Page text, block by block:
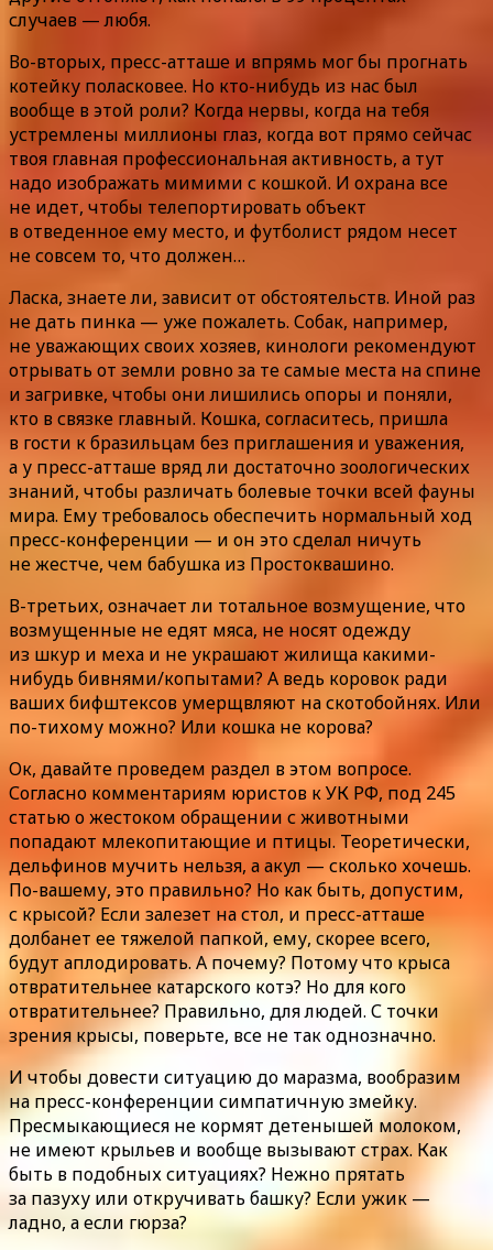
случаев — любя.
Во-вторых, пресс-атташе и впрямь мог бы прогнать
котейку поласковее. Но кто-нибудь из нас был
вообще в этой роли? Когда нервы, когда на тебя
устремлены миллионы глаз, когда вот прямо сейчас
твоя главная профессиональная активность, а тут
надо изображать мимими с кошкой. И охрана все
не идет, чтобы телепортировать объект
в отведенное ему место, и футболист рядом несет
не совсем то, что должен…
Ласка, знаете ли, зависит от обстоятельств. Иной раз
не дать пинка — уже пожалеть. Собак, например,
не уважающих своих хозяев, кинологи рекомендуют
отрывать от земли ровно за те самые места на спине
и загривке, чтобы они лишились опоры и поняли,
кто в связке главный. Кошка, согласитесь, пришла
в гости к бразильцам без приглашения и уважения,
а у пресс-атташе вряд ли достаточно зоологических
знаний, чтобы различать болевые точки всей фауны
мира. Ему требовалось обеспечить нормальный ход
пресс-конференции — и он это сделал ничуть
не жестче, чем бабушка из Простоквашино.
В-третьих, означает ли тотальное возмущение, что
возмущенные не едят мяса, не носят одежду
из шкур и меха и не украшают жилища какими-
нибудь бивнями/копытами? А ведь коровок ради
ваших бифштексов умерщвляют на скотобойнях. Или
по-тихому можно? Или кошка не корова?
Ок, давайте проведем раздел в этом вопросе.
Согласно комментариям юристов к УК РФ, под 245
статью о жестоком обращении с животными
попадают млекопитающие и птицы. Теоретически,
дельфинов мучить нельзя, а акул — сколько хочешь.
По-вашему, это правильно? Но как быть, допустим,
с крысой? Если залезет на стол, и пресс-атташе
долбанет ее тяжелой папкой, ему, скорее всего,
будут аплодировать. А почему? Потому что крыса
отвратительнее катарского котэ? Но для кого
отвратительнее? Правильно, для людей. С точки
зрения крысы, поверьте, все не так однозначно.
И чтобы довести ситуацию до маразма, вообразим
на пресс-конференции симпатичную змейку.
Пресмыкающиеся не кормят детенышей молоком,
не имеют крыльев и вообще вызывают страх. Как
быть в подобных ситуациях? Нежно прятать
за пазуху или откручивать башку? Если ужик —
ладно, а если гюрза?